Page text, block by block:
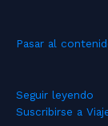
Pasar al
Seguir leyendo
Suscribirse a